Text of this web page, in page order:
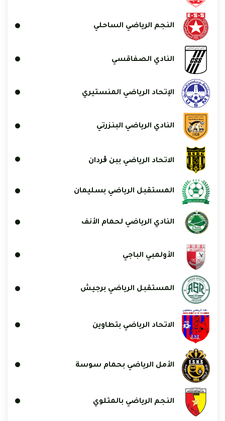
النجم الرياضي الساحلي
النادي الصفاقسي
الإتحاد الرياضي المنستيري
النادي الرياضي البنزرتي
الاتحاد الرياضي ببن ڨردان
المستقبل الرياضي بسليمان
النادي الرياضي لحمام الأنف
الأولمبي الباجي
المستقبل الرياضي برجيش
الاتحاد الرياضي بتطاوين
الأمل الرياضي بحمام سوسة
النجم الرياضي بالمتلوي